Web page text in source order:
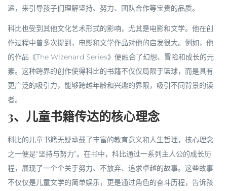
递，来引导孩子们理解坚持、努力、团队合作等宝贵的品质。
科比也受到其他文化艺术形式的影响，尤其是电影和文学。他在创
作过程中曾多次提到，电影和文学作品对他的启发很大。例如，他
的作品《The Wizenard Series》便融合了幻想、冒险和成长的元
素。这种跨界的创作使得科比的书籍不仅仅局限于篮球，而是具有
更广泛的吸引力，能够跨越年龄和兴趣的界限，吸引不同背景的读
者。
3、儿童书籍传达的核心理念
科比的儿童书籍无疑承载了丰富的教育意义和人生哲理，核心理念
之一便是“坚持与努力”。在书中，科比通过一系列主人公的成长历
程，展现了一个个关于努力、不放弃、追求卓越的故事。这些故事
不仅仅是儿童文学的简单娱乐，更是通过角色的奋斗历程，告诉孩